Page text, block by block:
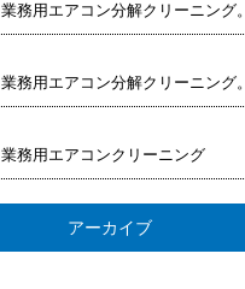
業務用エアコン分解クリーニング。
業務用エアコン分解クリーニング。
業務用エアコンクリーニング
アーカイブ